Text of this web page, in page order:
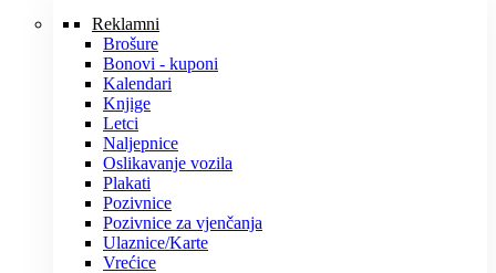
Reklamni
Brošure
Bonovi - kuponi
Kalendari
Knjige
Letci
Naljepnice
Oslikavanje vozila
Plakati
Pozivnice
Pozivnice za vjenčanja
Ulaznice/Karte
Vrećice